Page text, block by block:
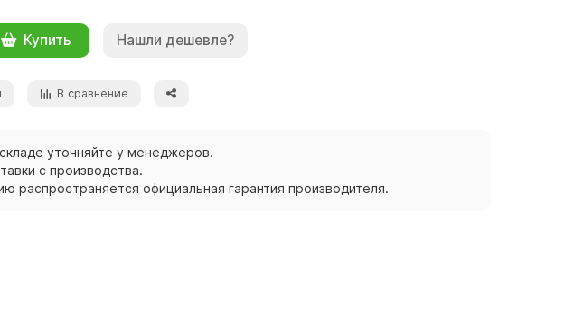
Купить Нашли дешевле?
В сравнение
уточняйте у менеджеров.
с производства.
распространяется официальная гарантия производителя.